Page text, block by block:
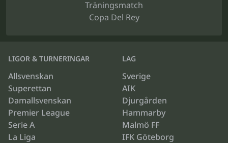
Träningsmatch
Copa Del Rey
LIGOR & TURNERINGAR
Allsvenskan
Superettan
Damallsvenskan
Premier League
Serie A
La Liga
LAG
Sverige
AIK
Djurgården
Hammarby
Malmö FF
IFK Göteborg